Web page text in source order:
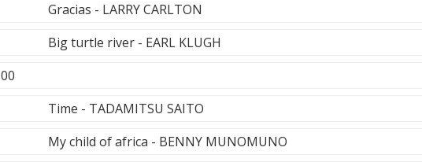
Gracias - LARRY CARLTON
Big turtle river - EARL KLUGH
Time - TADAMITSU SAITO
My child of africa - BENNY MUNOMUNO